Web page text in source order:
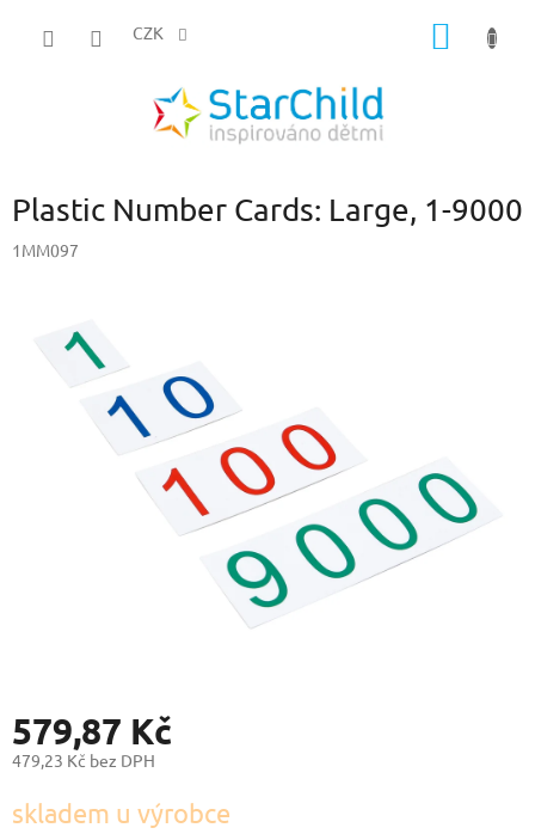
CZK
Plastic Number Cards: Large, 1-9000
1MM097
579,87 Kč
479,23 Kč bez DPH
cena:
skladem u výrobce